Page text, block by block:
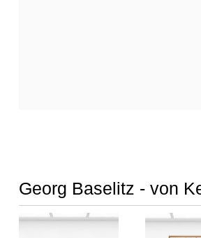
Georg Baselitz - von